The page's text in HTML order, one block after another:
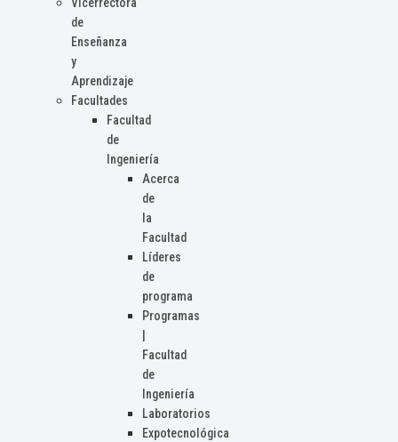
Vicerrectora
de
Enseñanza
y
Aprendizaje
Facultades
Facultad
de
Ingeniería
Acerca
de
la
Facultad
Líderes
de
programa
Programas
Facultad
de
Ingeniería
Laboratorios
Expotecnológica